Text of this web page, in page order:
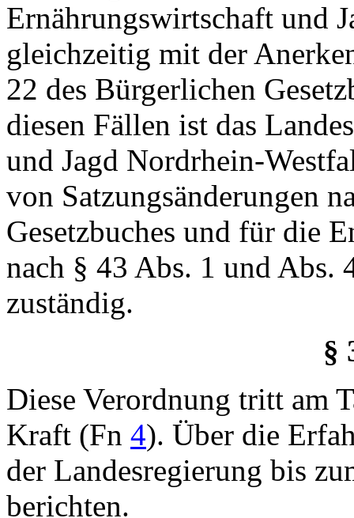
Ernährungswirtschaft und
gleichzeitig mit der
22 des Bürgerlichen
diesen Fällen ist das
und Jagd Nordrhein-
von Satzungsänderungen
Gesetzbuches und für die
nach § 43 Abs. 1 und Abs.
zuständig.
§
Diese Verordnung tritt am
Kraft (Fn 4). Über die
der Landesregierung bis
berichten.